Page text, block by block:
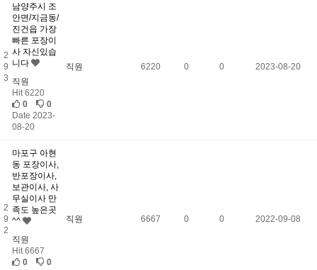
2
9
3
남양주시 조
안면/지금동/
진건읍 가장
빠른 포장이
사 자신있습
니다
직원
Hit 6220
0
0
Date 2023-
08-20
직원 6220 0 0 2023-08-20
2
9
2
마포구 아현
동 포장이사,
반포장이사,
보관이사, 사
무실이사 만
족도 높은곳
^^
직원
Hit 6667
0
0
직원 6667 0 0 2022-09-08